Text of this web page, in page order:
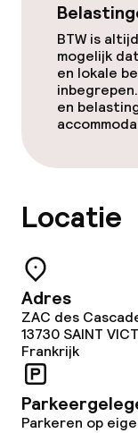
BTW is
mogelijk
en lokale
en
Locatie
Adres
ZAC des
13730 SAINT
Frankrijk
Parkeren op